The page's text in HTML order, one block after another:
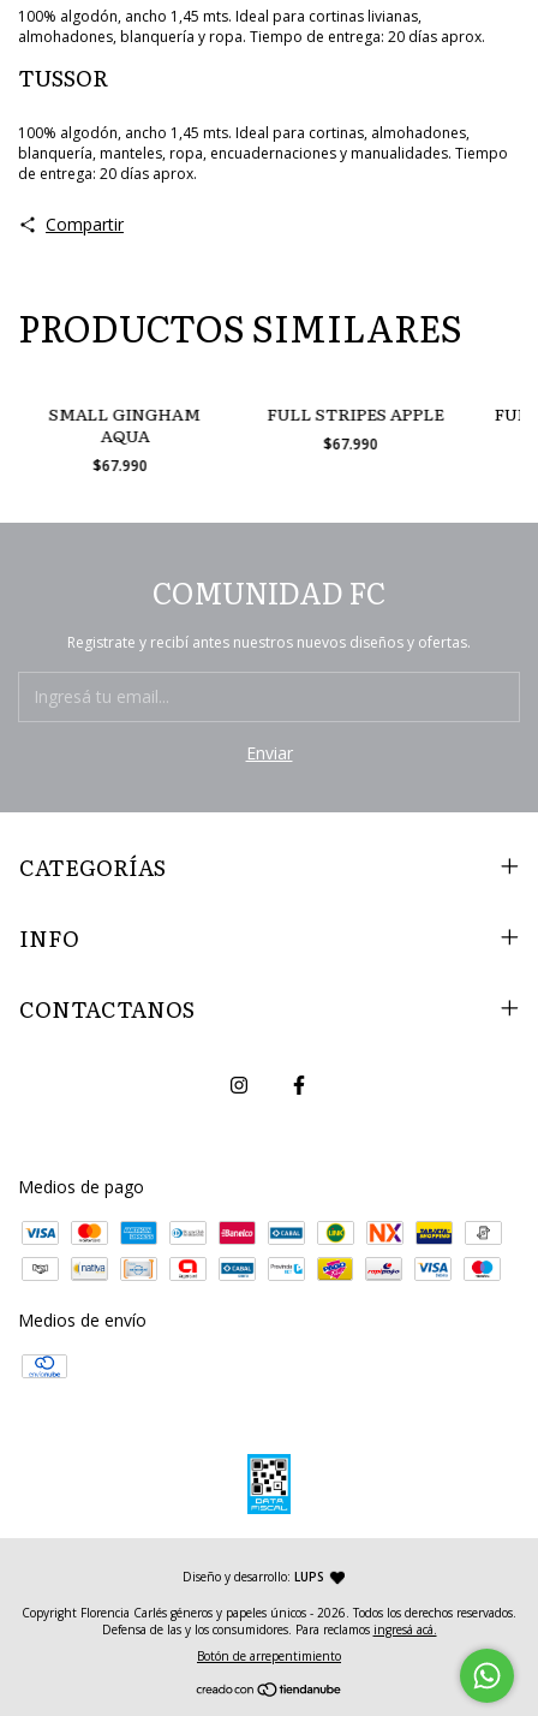
100% algodón, ancho 1,45 mts. Ideal para cortinas livianas,
almohadones, blanquería y ropa. Tiempo de entrega: 20 días aprox.
TUSSOR
100% algodón, ancho 1,45 mts. Ideal para cortinas, almohadones,
blanquería, manteles, ropa, encuadernaciones y manualidades. Tiempo
de entrega: 20 días aprox.
Compartir
PRODUCTOS SIMILARES
SMALL GINGHAM
AQUA
$67.990
FULL STRIPES APPLE
$67.990
COMUNIDAD FC
Registrate y recibí antes nuestros nuevos diseños y ofertas.
CATEGORÍAS
INFO
CONTACTANOS
Medios de pago
Medios de envío
Diseño y desarrollo: LUPS — agencia de diseño y desarrollo web
Copyright Florencia Carlés géneros y papeles únicos - 2026. Todos los derechos reservados.
Defensa de las y los consumidores. Para reclamos ingresá acá.
Botón de arrepentimiento